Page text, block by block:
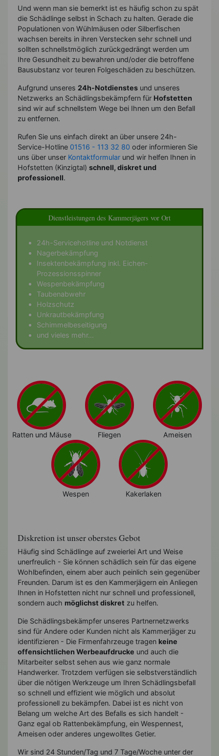
Und wenn man sie bemerkt ist es häufig schon zu spät
die Schädlinge selbst in Schach zu halten. Gerade die
Populationen von Wühlmäusen oder Silberfischen
wachsen bereits in ihren Verstecken sehr schnell und
sollten schnellstmöglich zurückgedrängt werden um
Ihre Gesundheit zu bewahren und/oder die betroffene
Bausubstanz vor teuren Folgeschäden zu beschützen.
Aufgrund unseres 24h-Notdienstes und unseres
Netzwerks an Schädlingsbekämpfern für Hofstetten
sind wir auf schnellstem Wege bei Ihnen um den Befall
zu entfernen.
Rufen Sie uns einfach direkt an über unsere 24h-
Service-Hotline 01516 - 113 32 80 oder informieren Sie
uns über unser Kontaktformular und wir helfen Ihnen in
Hofstetten (Kinzigtal) schnell, diskret und
professionell.
Dienstleistungen des Kammerjägers vor Ort
24h-Servicehotline und Notdienst
Nagerbekämpfung
Insektenbekämpfung inkl. Eichen-
Prozessionsspinner
Wespenbekämpfung
Taubenabwehr
Holzschutz
Unkrautbekämpfung
Schimmelbeseitigung
und vieles mehr...
Ratten und Mäuse Fliegen Ameisen
Wespen Kakerlaken
Diskretion ist unser oberstes Gebot
Häufig sind Schädlinge auf zweierlei Art und Weise
unerfreulich - Sie können schädlich sein für das eigene
Wohlbefinden, einem aber auch peinlich sein gegenüber
Freunden. Darum ist es den Kammerjägern ein Anliegen
Ihnen in Hofstetten nicht nur schnell und professionell,
sondern auch möglichst diskret zu helfen.
Die Schädlingsbekämpfer unseres Partnernetzwerks
sind für Andere oder Kunden nicht als Kammerjäger zu
identifizieren - Die Firmenfahrzeuge tragen keine
offensichtlichen Werbeaufdrucke und auch die
Mitarbeiter selbst sehen aus wie ganz normale
Handwerker. Trotzdem verfügen sie selbstverständlich
über die nötigen Werkzeuge um Ihren Schädlingsbefall
so schnell und effizient wie möglich und absolut
professionell zu bekämpfen. Dabei ist es nicht von
Belang um welche Art des Befalls es sich handelt -
Ganz egal ob Rattenbekämpfung, ein Wespennest,
Ameisen oder anderes ungewolltes Getier.
Wir sind 24 Stunden/Tag und 7 Tage/Woche unter der